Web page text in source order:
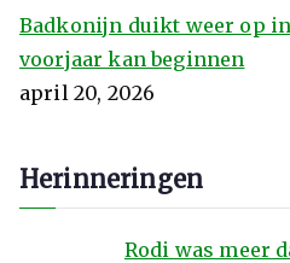
Badkonijn duikt weer op
voorjaar kan beginnen
april 20, 2026
Herinneringen
Rodi was meer